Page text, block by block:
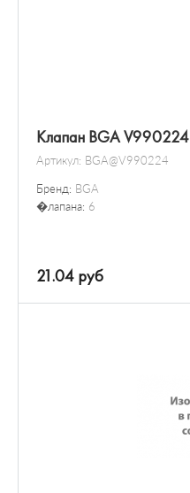
Клапан BGA V990224
Артикул: BGA@V990224
Бренд: BGA
�лапана: 6
21.04 руб